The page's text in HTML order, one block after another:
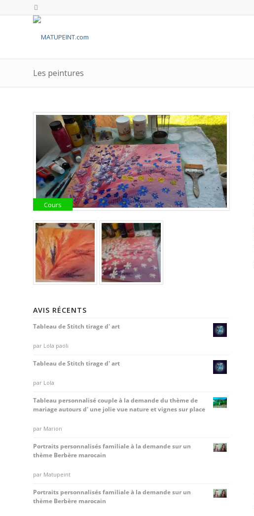
Les peintures
Cours
AVIS RÉCENTS
Tableau de Stitch tirage d' art
Note5sur 5
par Lola paoli
Tableau de Stitch tirage d' art
Note5sur 5
par Lola
Tableau personnalisé couple à la demande du thème de
mariage autours d' une jolie vue nature et vignes sur place
Note5sur 5
par Marion
Portraits personnalisés familiale à la demande sur un
thème Berbère marocain
Note5sur 5
par Matupeint
Portraits personnalisés familiale à la demande sur un
thème Berbère marocain